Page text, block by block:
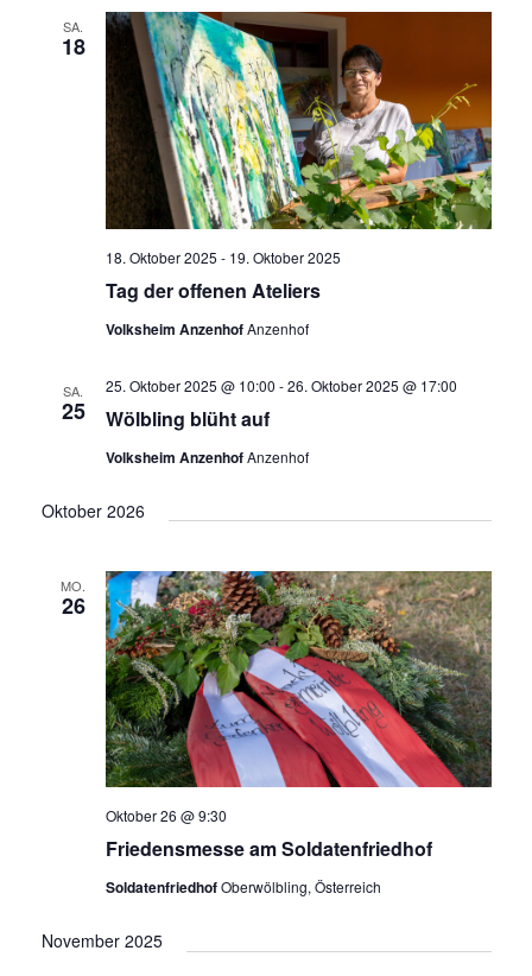
i
h
t
e
n
,
i
i
n
SA.
18
Tag der offenen Ateliers
18. Oktober 2025 - 19. Oktober 2025
Volksheim AnzenhofAnzenhof
SA.
25 Wölbling blüht auf
25. Oktober 2025 @ 10:00 -26. Oktober 2025 @ 17:00
Volksheim AnzenhofAnzenhof
Oktober 2026
MO.
26
Friedensmesse am Soldatenfriedhof
Oktober 26 @ 9:30
SoldatenfriedhofOberwölbling, Österreich
November 2025